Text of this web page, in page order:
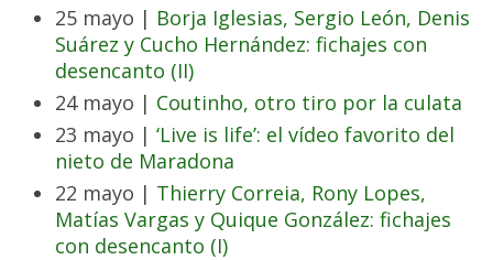
25 mayo | Borja Iglesias, Sergio León, Denis
Suárez y Cucho Hernández: fichajes con
desencanto (II)
24 mayo | Coutinho, otro tiro por la culata
23 mayo | ‘Live is life’: el vídeo favorito del
nieto de Maradona
22 mayo | Thierry Correia, Rony Lopes,
Matías Vargas y Quique González: fichajes
con desencanto (I)